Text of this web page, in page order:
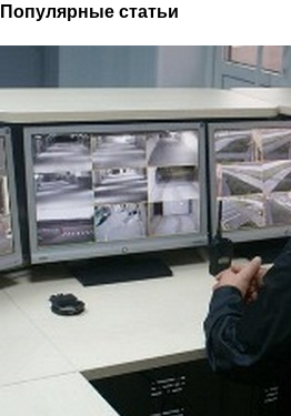
Популярные статьи